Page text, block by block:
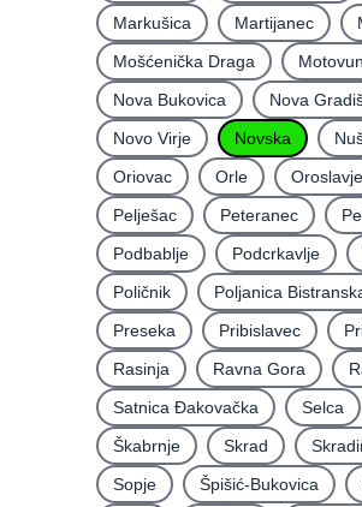
Markušica
Martijanec
Mošćenička Draga
Motovun
Nova Bukovica
Nova
Novo Virje
Novska
Oriovac
Orle Oroslavje
Pelješac
Peteranec
Podbablje
Podcrkavlje
Poličnik
Poljanica
Preseka
Pribislavec
Rasinja
Ravna Gora
Satnica Ðakovačka
Selca
Škabrnje
Skrad
Sopje
Špišić-Bukovica